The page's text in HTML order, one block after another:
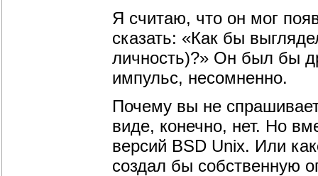
Я считаю, что он мог
сказать: «Как бы
личность)?» Он был бы
импульс, несомненно.
Почему вы не
виде, конечно, нет. Но
версий BSD Unix. Или
создал бы собственную